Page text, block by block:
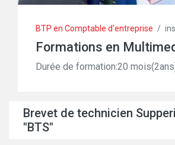
BTP en Comptable d'entreprise /
Formations en
Durée de formation:20
Brevet de technicien
"BTS"